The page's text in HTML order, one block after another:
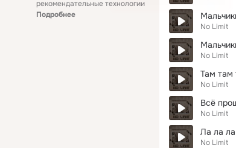
рекомендательные технологии
Подробнее
No Limit
No Limit
Там там
No Limit
Всё
No Limit
Ла ла ла
No Limit